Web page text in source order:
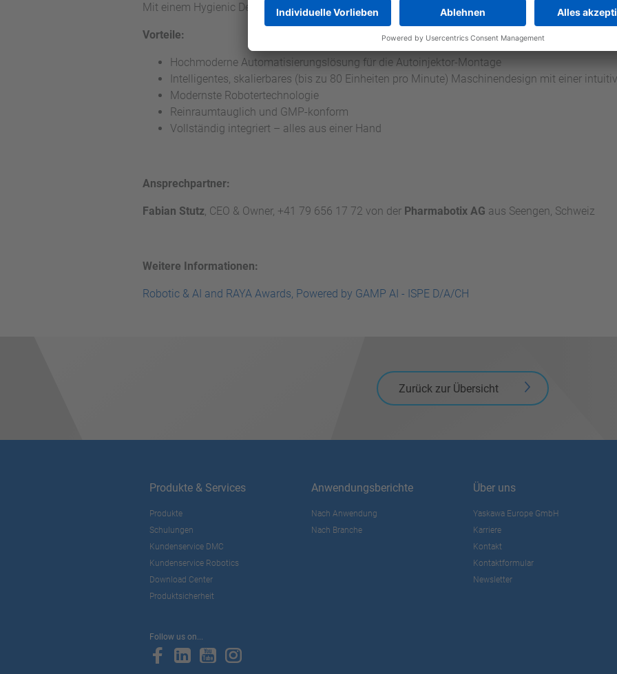
Mit einem Hygienic Design RobotHD8 in einer Robotik-Lösungszelle. Anwendung: Autoinjektor-
Vorteile:
Hochmoderne Automatisierungslösung für die Autoinjektor-Montage
Intelligentes, skalierbares (bis zu 80 Einheiten pro Minute) Maschinendesign mit einer
Modernste Robotertechnologie
Reinraumtauglich und GMP-konform
Vollständig integriert – alles aus einer Hand
Ansprechpartner:
Fabian Stutz, CEO & Owner, +41 79 656 17 72 von der Pharmabotix AG aus Seengen, Schweiz
Weitere Informationen:
Robotic & AI and RAYA Awards, Powered by GAMP AI - ISPE D/A/CH
Zurück zur Übersicht
Produkte & Services
Produkte
Schulungen
Kundenservice DMC
Kundenservice Robotics
Download Center
Produktsicherheit
Anwendungsberichte
Nach Anwendung
Nach Branche
Über uns
Yaskawa Europe GmbH
Karriere
Kontakt
Kontaktformular
Newsletter
Follow us on...